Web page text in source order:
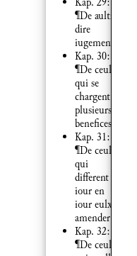
¶De aultruy
dire
iugement.
Kap. 30:
¶De ceulx
qui se
chargent de
plusieurs
benefices.
Kap. 31:
¶De ceulx
qui
different de
iour en
iour eulx
amender.
Kap. 32:
¶De ceulx